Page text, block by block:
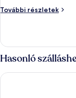
További részletek
Comfort
Hasonló
Hotel Rivulus